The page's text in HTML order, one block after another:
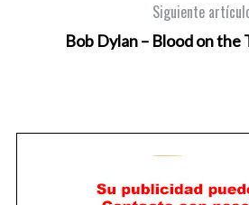
Siguiente
Bob Dylan – Blood on the